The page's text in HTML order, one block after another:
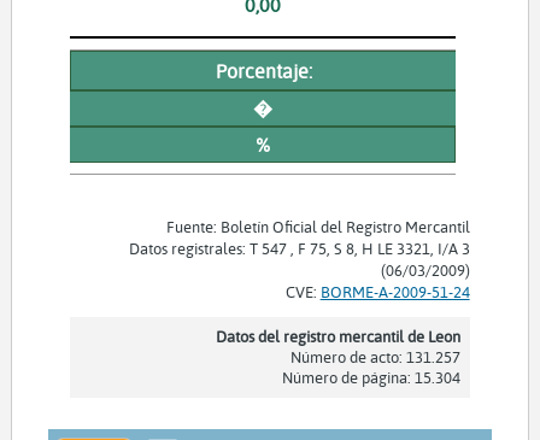
Porcentaje:
�
%
Fuente: Boletín Oficial del Registro Mercantil
Datos registrales: T 547 , F 75, S 8, H LE 3321, I/A 3
(06/03/2009)
CVE: BORME-A-2009-51-24
Datos del registro mercantil de Leon
Número de acto: 131.257
Número de página: 15.304